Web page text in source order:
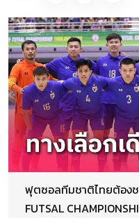
ฟุตซอลทีมชาติไทยต้องช
FUTSAL